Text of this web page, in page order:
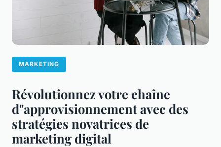
MARKETING
Révolutionnez votre chaîne
d"approvisionnement avec des
stratégies novatrices de
marketing digital